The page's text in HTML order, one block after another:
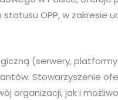
OPP, w zakresie
(serwery,
Stowarzyszenie
organizacji, jak i